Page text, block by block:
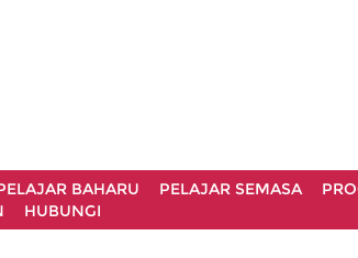
BAHARU PELAJAR SEMASA
HUBUNGI